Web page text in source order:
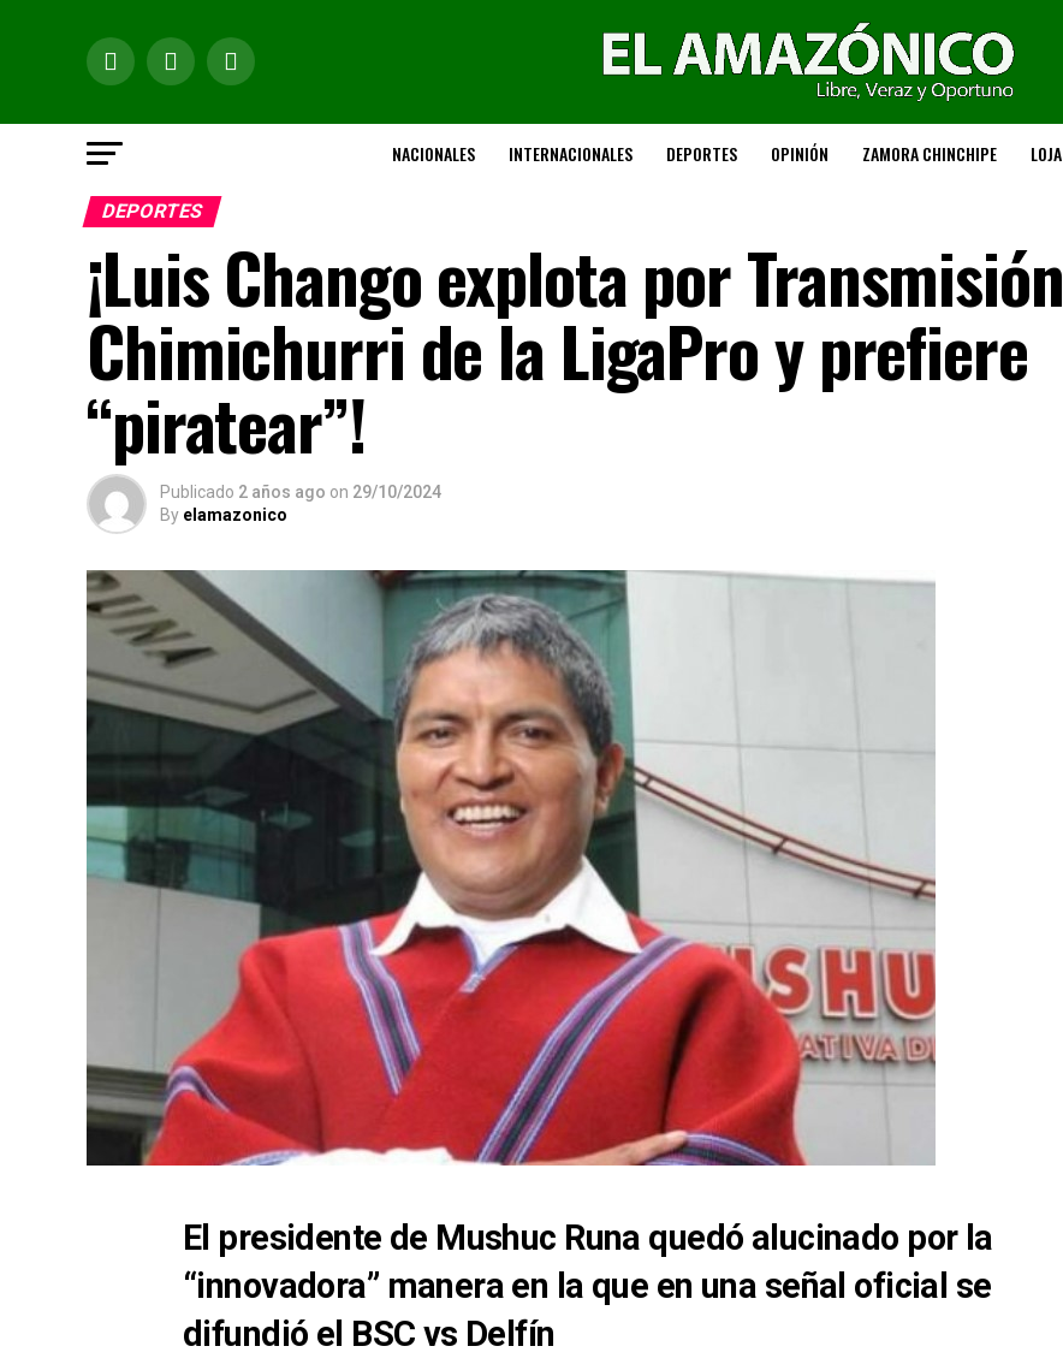
NACIONALES INTERNACIONALES DEPORTES OPINIÓN ZAMORA CHINCHIPE LOJA
DEPORTES
¡Luis Chango explota por Transmisión
Chimichurri de la LigaPro y prefiere
“piratear”!
Publicado 2 años ago on 29/10/2024
By elamazonico
El presidente de Mushuc Runa quedó alucinado por la
“innovadora” manera en la que en una señal oficial se
difundió el BSC vs Delfín